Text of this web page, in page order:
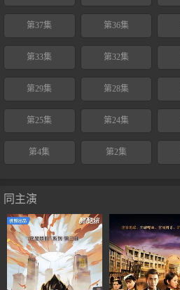
第37集 第36集
第33集 第32集
第29集 第28集
第25集 第24集
第4集 第2集
同主演